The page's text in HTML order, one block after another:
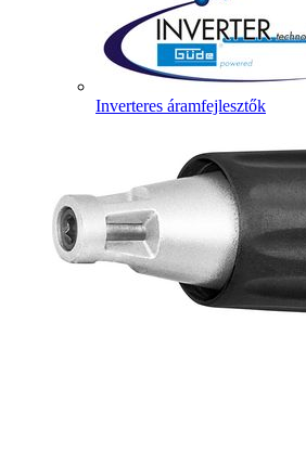
Inverteres áramfejlesztők